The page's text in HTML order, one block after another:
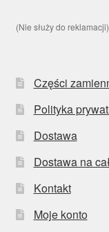
(Nie służy do reklamacji)
Części
Polityka
Dostawa
Dostawa na
Kontakt
Moje konto